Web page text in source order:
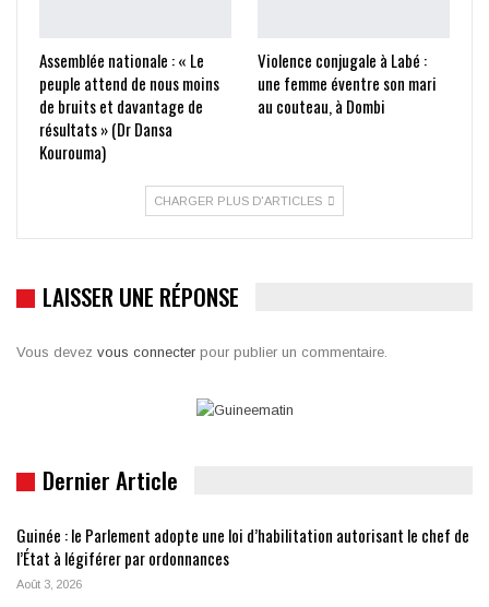
Assemblée nationale : « Le
peuple attend de nous moins
de bruits et davantage de
résultats » (Dr Dansa
Kourouma)
Violence conjugale à Labé :
une femme éventre son mari
au couteau, à Dombi
CHARGER PLUS D'ARTICLES
LAISSER UNE RÉPONSE
Vous devez vous connecter pour publier un commentaire.
Dernier Article
Guinée : le Parlement adopte une loi d’habilitation autorisant le chef de
l’État à légiférer par ordonnances
Août 3, 2026